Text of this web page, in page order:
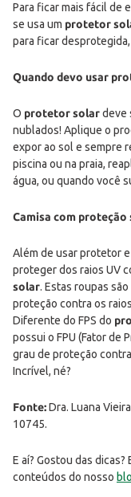
Para ficar mais fácil de
se usa um protetor
para ficar
Quando devo usar
O protetor solardeve
nublados! Aplique o
expor ao sol e sempre
piscina ou na praia,
água, ou quando você
Camisa com proteção
Além de usar protetor
proteger dos raios UV
solar. Estas roupas
proteção contra os
Diferente do FPS do
possui o FPU (Fator de
grau de proteção
Incrível, né?
Fonte:Dra. Luana
10745.
E aí? Gostou das
conteúdos do nosso